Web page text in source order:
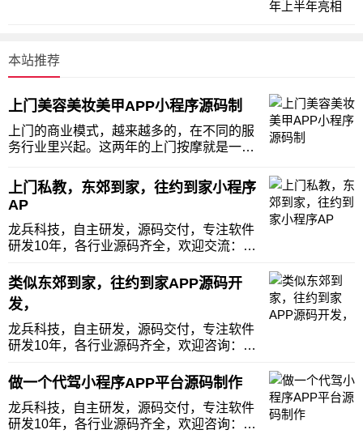
本站推荐
上门美容美妆美甲APP小程序源码制
上门的商业模式，越来越多的，在不同的服
务行业里兴起。这两年的上门按摩就是一个
看，美业的从业人员，美业的市场规模，美
业的需求量都大于理疗按摩服务。那么，这
个行业所潜在的商业价值，十分巨大。近年
来，美业遭遇巨
上门私教，东郊到家，往约到家小程序
AP
龙兵科技，自主研发，源码交付，专注软件
研发10年，各行业源码齐全，欢迎交流：
平台一定要谨慎！为什么这么说？因为我们
有个客户就购买到了一个质量不好的上门按
摩预约平台，当然，不是在我们这购买的
哈。这
类似东郊到家，往约到家APP源码开
发，
龙兵科技，自主研发，源码交付，专注软件
研发10年，各行业源码齐全，欢迎咨询：
有朋友问我，我看最近这个上门理疗的项目
很吃香啊，感觉是个轻资产项目，投入少又
赚的多，我也想做这个项目，但我不是按摩
行业
做一个代驾小程序APP平台源码制作
龙兵科技，自主研发，源码交付，专注软件
研发10年，各行业源码齐全，欢迎咨询：